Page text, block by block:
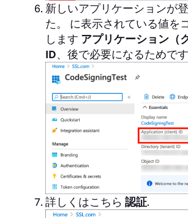
新しいアプリケーションが
た。 に表示されている値を
します アプリケーション（
ID、後で必要になるためです
詳しくはこちら 認証.